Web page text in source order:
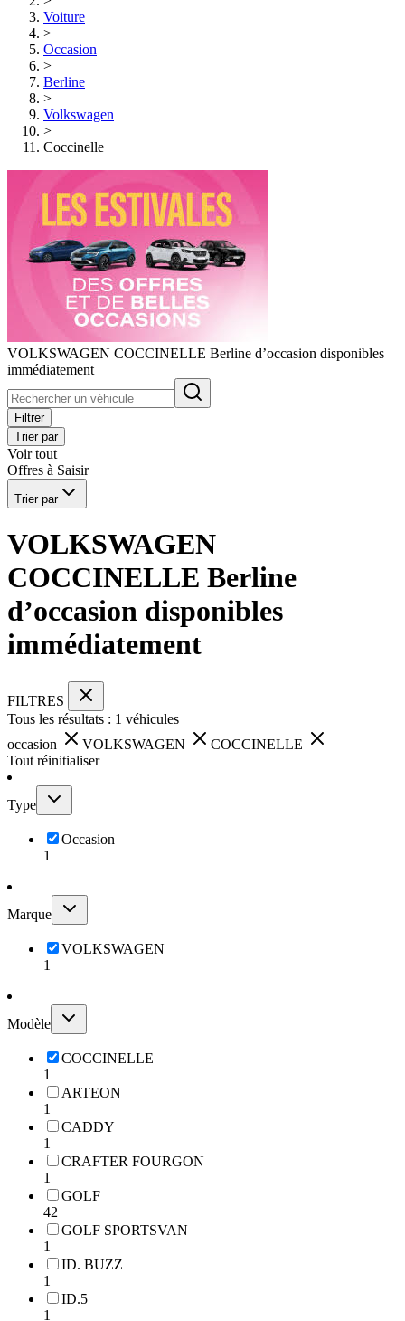
Voiture
>
Occasion
>
Berline
>
Volkswagen
>
Coccinelle
VOLKSWAGEN COCCINELLE Berline d’occasion disponibles
immédiatement
Filtrer
Trier par
Voir tout
Offres à Saisir
Trier par
VOLKSWAGEN
COCCINELLE Berline
d’occasion disponibles
immédiatement
FILTRES
Tous les résultats : 1 véhicules
occasion
VOLKSWAGEN
COCCINELLE
Tout réinitialiser
Type
Occasion
1
Marque
VOLKSWAGEN
1
Modèle
COCCINELLE
1
ARTEON
1
CADDY
1
CRAFTER FOURGON
1
GOLF
42
GOLF SPORTSVAN
1
ID. BUZZ
1
ID.5
1